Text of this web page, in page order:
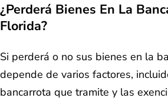
¿Perderá Bienes En La
Florida?
Si perderá o no sus bienes en la
depende de varios factores,
bancarrota que tramite y las